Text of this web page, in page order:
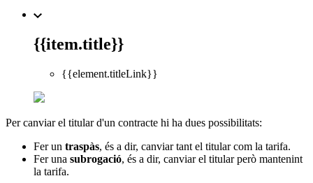
{{item.title}}
{{element.titleLink}}
Per canviar el titular d'un contracte hi ha dues possibilitats:
Fer un traspàs, és a dir, canviar tant el titular com la tarifa.
Fer una subrogació, és a dir, canviar el titular però mantenint
la tarifa.